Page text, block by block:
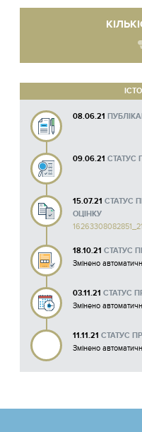
08.06.21
09.06.21 СТАТУС
15.07.21 СТАТУС
ОЦІНКУ
18.10.21 СТАТУС
Змінено
03.11.21 СТАТУС
Змінено
11.11.21 СТАТУС
Змінено